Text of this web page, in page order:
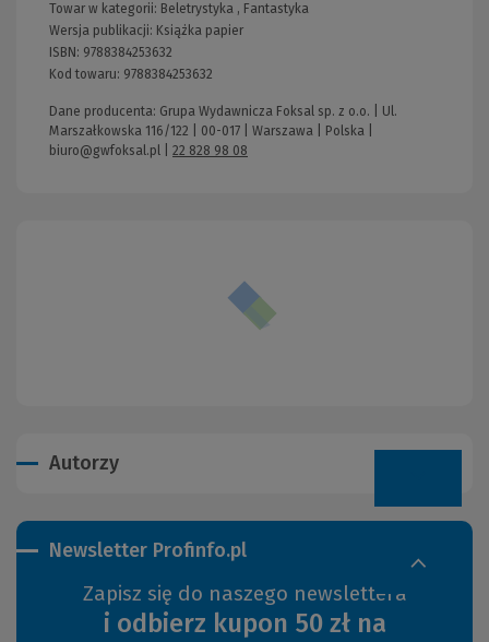
Towar w kategorii: Beletrystyka , Fantastyka
Wersja publikacji: Książka papier
ISBN: 9788384253632
Kod towaru: 9788384253632
Dane producenta: Grupa Wydawnicza Foksal sp. z o.o. | Ul.
Marszałkowska 116/122 | 00-017 | Warszawa | Polska |
biuro@gwfoksal.pl
22 828 98 08
Autorzy
Newsletter Profinfo.pl
Zapisz się do naszego newslettera
i odbierz kupon 50 zł na